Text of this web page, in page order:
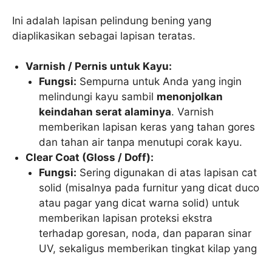
Ini adalah lapisan pelindung bening yang
diaplikasikan sebagai lapisan teratas.
Varnish / Pernis untuk Kayu:
Fungsi: Sempurna untuk Anda yang ingin
melindungi kayu sambil menonjolkan
keindahan serat alaminya. Varnish
memberikan lapisan keras yang tahan gores
dan tahan air tanpa menutupi corak kayu.
Clear Coat (Gloss / Doff):
Fungsi: Sering digunakan di atas lapisan cat
solid (misalnya pada furnitur yang dicat duco
atau pagar yang dicat warna solid) untuk
memberikan lapisan proteksi ekstra
terhadap goresan, noda, dan paparan sinar
UV, sekaligus memberikan tingkat kilap yang